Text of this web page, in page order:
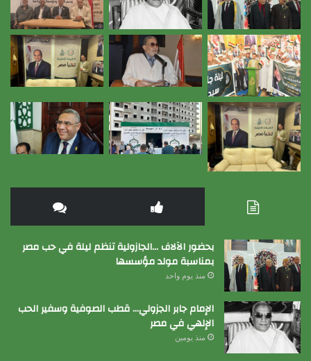
بحضور الآلاف …الجازولية تنظم ليلة في حب مصر
بمناسبة مولد مؤسسها
منذ يوم واحد
الإمام جابر الجزولي… قطب الصوفية وسفير الحب
الإلهي في مصر
منذ يومين